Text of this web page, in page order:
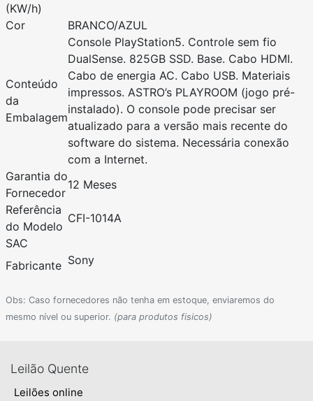
(KW/h)
Cor BRANCO/AZUL
Conteúdo
da
Embalagem
Console PlayStation5. Controle sem fio
DualSense. 825GB SSD. Base. Cabo HDMI.
Cabo de energia AC. Cabo USB. Materiais
impressos. ASTRO’s PLAYROOM (jogo pré-
instalado). O console pode precisar ser
atualizado para a versão mais recente do
software do sistema. Necessária conexão
com a Internet.
Garantia do
Fornecedor
12 Meses
Referência
do Modelo
CFI-1014A
SAC
Fabricante Sony
Obs: Caso fornecedores não tenha em estoque, enviaremos do
mesmo nível ou superior. (para produtos fisicos)
Leilão Quente
Leilões online